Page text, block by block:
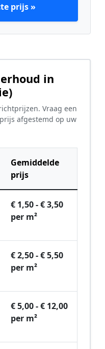
prijs »
in
Vraag een
afgestemd op uw
Gemiddelde
prijs
€ 1,50 - € 3,50
per m²
€ 2,50 - € 5,50
per m²
€ 5,00 - € 12,00
per m²